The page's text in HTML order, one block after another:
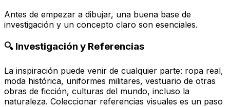
Antes de empezar a dibujar, una buena base de
investigación y un concepto claro son esenciales.
🔍 Investigación y Referencias
La inspiración puede venir de cualquier parte: ropa real,
moda histórica, uniformes militares, vestuario de otras
obras de ficción, culturas del mundo, incluso la
naturaleza. Coleccionar referencias visuales es un paso